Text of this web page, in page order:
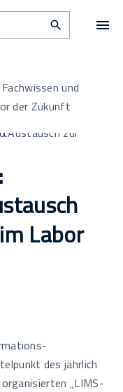
e
f
:
und
der Zukunft
Labor
des jährlich
„LIMS-